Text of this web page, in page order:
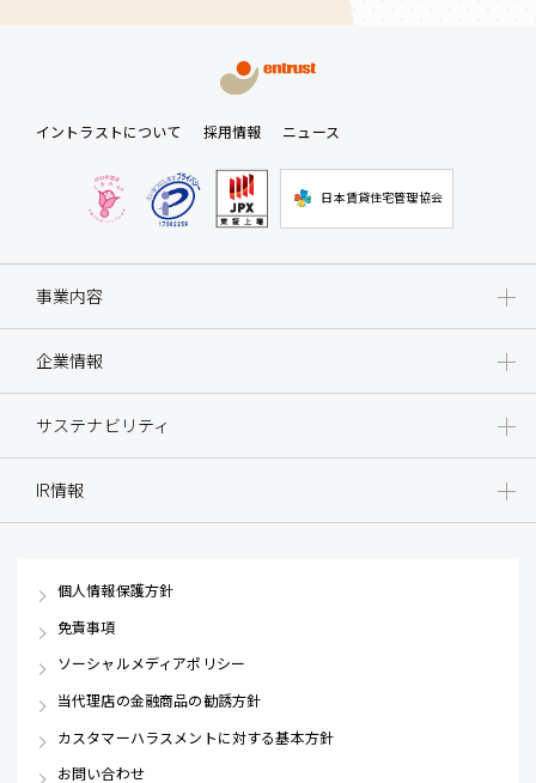
イントラストについて 採用情報 ニュース
日本賃貸住宅管理協会
事業内容
企業情報
サステナビリティ
IR情報
個人情報保護方針
免責事項
ソーシャルメディアポリシー
当代理店の金融商品の勧誘方針
カスタマーハラスメントに対する基本方針
お問い合わせ